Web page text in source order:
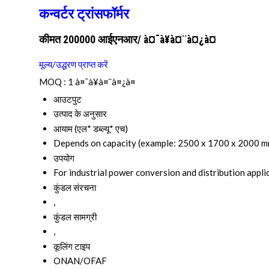
कन्वर्टर ट्रांसफॉर्मर
कीमत 200000 आईएनआर/ à¤¯à¥à¤¨à¤¿à¤
मूल्य/उद्धरण प्राप्त करें
MOQ : 1 à¤¯à¥à¤¨à¤¿à¤
आउटपुट
उत्पाद के अनुसार
आयाम (एल* डब्ल्यू* एच)
Depends on capacity (example: 2500 x 1700 x 2000
उपयोग
For industrial power conversion and distribution
कुंडल संरचना
,
कुंडल सामग्री
,
कूलिंग टाइप
ONAN/OFAF